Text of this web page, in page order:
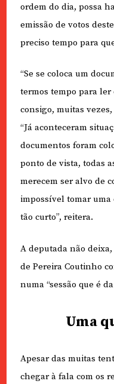
ordem do dia, possa
emissão de votos
preciso tempo para
“Se se coloca um
termos tempo para ler
consigo, muitas
“Já aconteceram
documentos foram
ponto de vista, todas
merecem ser alvo de
impossível tomar
tão curto”, reitera.
A deputada não
de Pereira Coutinho
numa “sessão que é
Uma
Apesar das muitas
chegar à fala com os